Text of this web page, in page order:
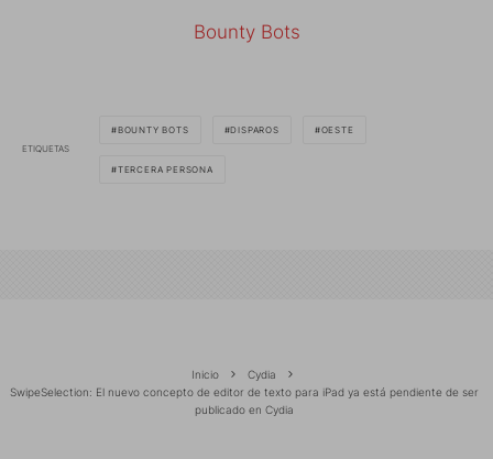
Bounty Bots
ETIQUETAS
BOUNTY BOTS DISPAROS OESTE
TERCERA PERSONA
Inicio
Cydia
SwipeSelection: El nuevo concepto de editor de texto para iPad ya está pendiente de ser
publicado en Cydia